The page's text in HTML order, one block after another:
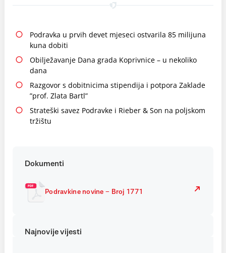
Podravka u prvih devet mjeseci ostvarila 85 milijuna
kuna dobiti
Obilježavanje Dana grada Koprivnice – u nekoliko
dana
Razgovor s dobitnicima stipendija i potpora Zaklade
”prof. Zlata Bartl”
Strateški savez Podravke i Rieber & Son na poljskom
tržištu
Dokumenti
Podravkine novine – Broj 1771
Najnovije vijesti